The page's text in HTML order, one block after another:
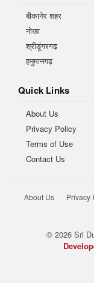
बीकानेर शहर
नोखा
श्रीडूंगरगढ़
हनुमानगढ़
Quick Links
About Us
Privacy Policy
Terms of Use
Contact Us
About Us Privacy
© 2026 Sri